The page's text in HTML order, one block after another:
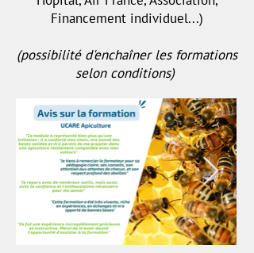
Financement individuel...)
(possibilité d'enchaîner les formations
selon conditions)